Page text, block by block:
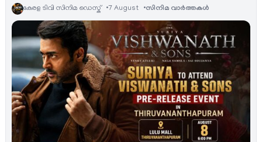
കേരള ടിവി സിനിമ ഡെസ്ക് 7 August സിനിമ വാര്‍ത്തകള്‍